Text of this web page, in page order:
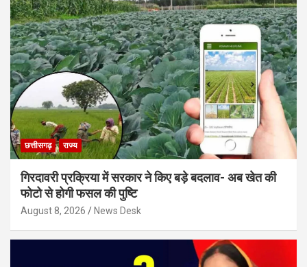
छत्तीसगढ़ राज्य
गिरदावरी प्रक्रिया में सरकार ने किए बड़े बदलाव- अब खेत की
फोटो से होगी फसल की पुष्टि
August 8, 2026 News Desk